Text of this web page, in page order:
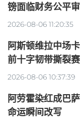
镑面临财务公平
2026-08-06 11:20:35
阿斯顿维拉中场
前十字韧带撕裂
2026-08-06 10:37:39
阿劳霍染红成巴
命运瞬间改写